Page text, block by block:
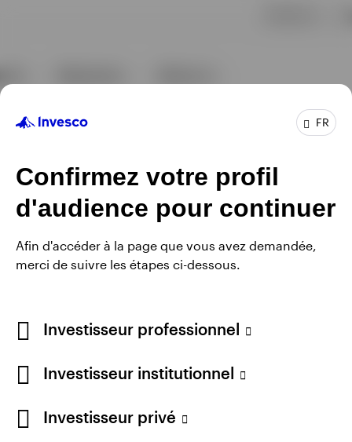
FR
Confirmez votre profil
d'audience pour continuer
Afin d'accéder à la page que vous avez demandée,
merci de suivre les étapes ci-dessous.
Investisseur professionnel
Investisseur institutionnel
Investisseur privé